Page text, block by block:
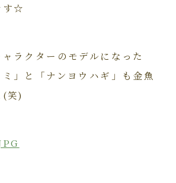
す☆
ラクターのモデルになった
」と「 ナンヨウハギ」も金魚
(笑)